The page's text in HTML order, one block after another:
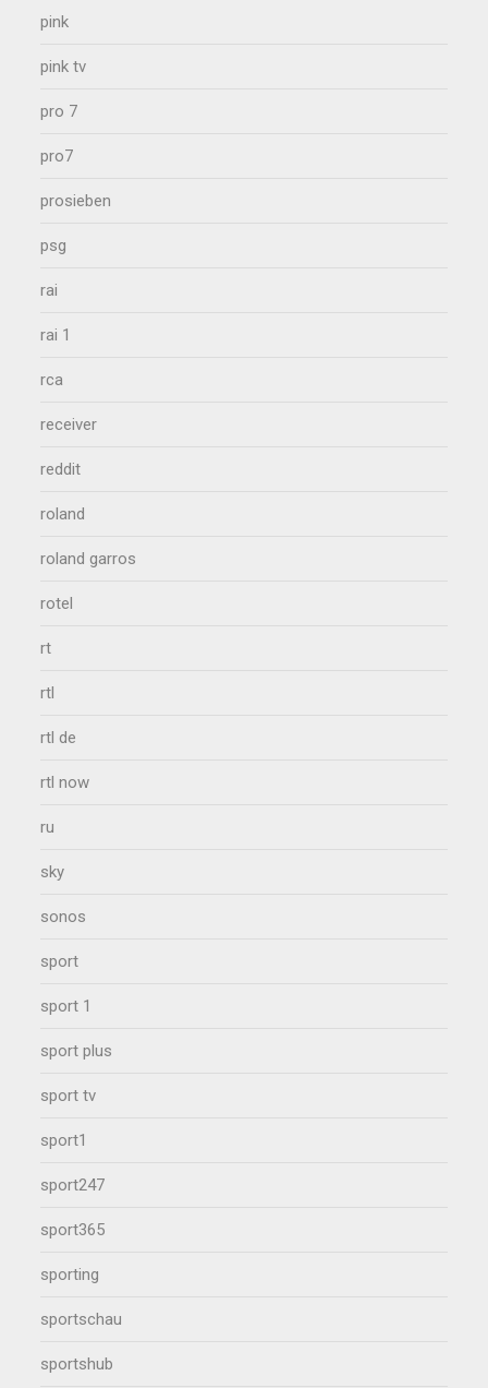
pink
pink tv
pro 7
pro7
prosieben
psg
rai
rai 1
rca
receiver
reddit
roland
roland garros
rotel
rt
rtl
rtl de
rtl now
ru
sky
sonos
sport
sport 1
sport plus
sport tv
sport1
sport247
sport365
sporting
sportschau
sportshub